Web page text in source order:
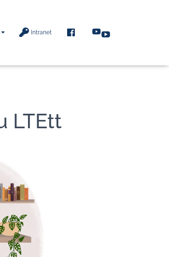
Intranet
LTEtt